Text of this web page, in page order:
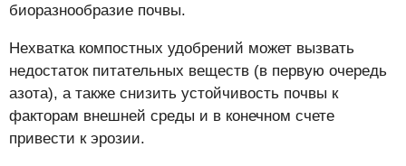
биоразнообразие почвы.
Нехватка компостных удобрений может вызвать
недостаток питательных веществ (в первую очередь
азота), а также снизить устойчивость почвы к
факторам внешней среды и в конечном счете
привести к эрозии.